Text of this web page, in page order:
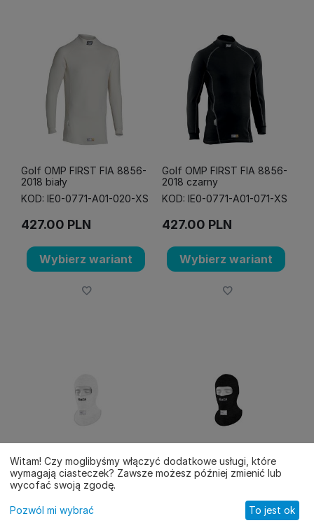
Golf OMP FIRST FIA 8856-
2018 biały
KOD: IE0-0771-A01-020-XS
427.00 PLN
Wybierz wariant
Golf OMP FIRST FIA 8856-
2018 czarny
KOD: IE0-0771-A01-071-XS
427.00 PLN
Wybierz wariant
Kominiarka SPARCO RW-10
KOD: 001407BO
Profil
Witam! Czy moglibyśmy włączyć dodatkowe usługi, które
wymagają ciasteczek? Zawsze możesz później zmienić lub
wycofać swoją zgodę.
Pozwól mi wybrać To jest ok